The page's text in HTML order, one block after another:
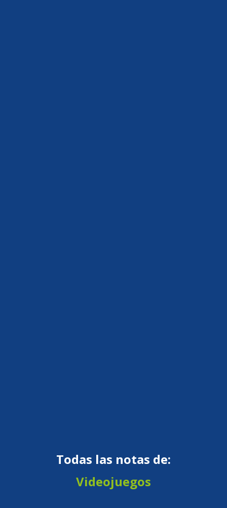
Todas las notas de:
Videojuegos